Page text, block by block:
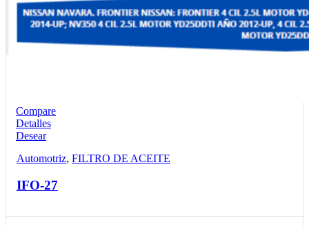
Compare
Detalles
Desear
Automotriz, FILTRO DE ACEITE
IFO-27